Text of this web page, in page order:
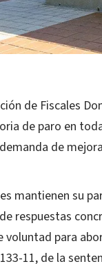
de Fiscales
de paro en
de
mantienen su
respuestas
voluntad para
11, de la